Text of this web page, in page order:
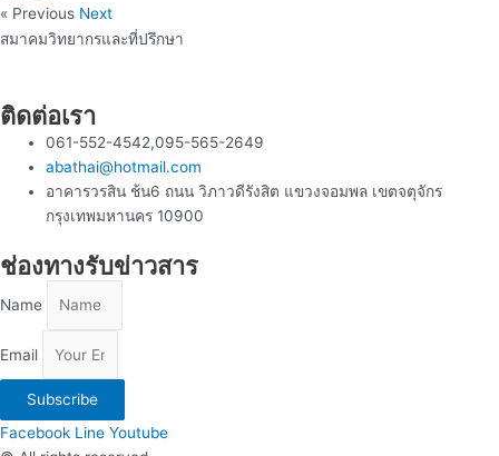
« Previous Next
สมาคมวิทยากรและที่ปรึกษา
ติดต่อเรา
061-552-4542,095-565-2649
abathai@hotmail.com
อาคารวรสิน ช้น6 ถนน วิภาวดีรังสิต แขวงจอมพล เขตจตุจักร
กรุงเทพมหานคร 10900
ช่องทางรับข่าวสาร
Name
Email
Subscribe
Facebook Line Youtube